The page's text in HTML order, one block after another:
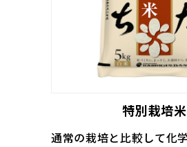
特別栽培米
通常の栽培と比較して化